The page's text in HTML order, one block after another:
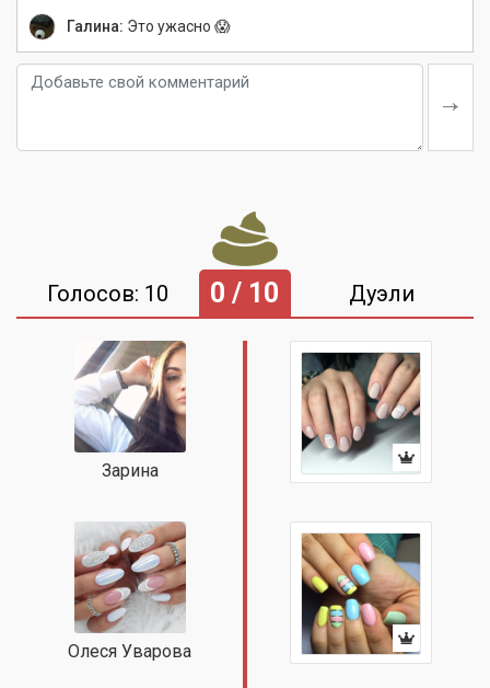
Галина: Это ужасно 😱
Голосов: 10 0 / 10 Дуэли
Зарина
Олеся Уварова